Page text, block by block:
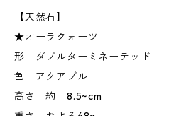
【天然石】
★オーラクォーツ
形 ダブルターミネーテッド
色 アクアブルー
高さ 約 8.5~cm